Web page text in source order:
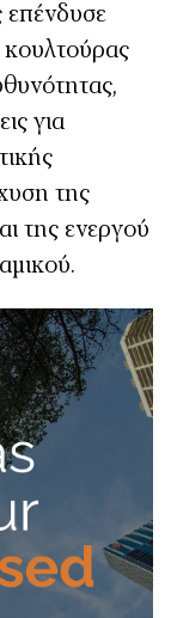
επένδυσε
για
της
της ενεργού